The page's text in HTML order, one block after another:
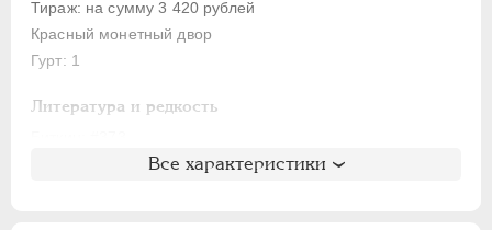
Тираж: на сумму 3 420 рублей
Красный монетный двор
Гурт: 1
Литература и редкость
Все характеристики
Ливонезы
Монетовидные
ЕКАТЕРИНА II
1762-1796
1796-1801